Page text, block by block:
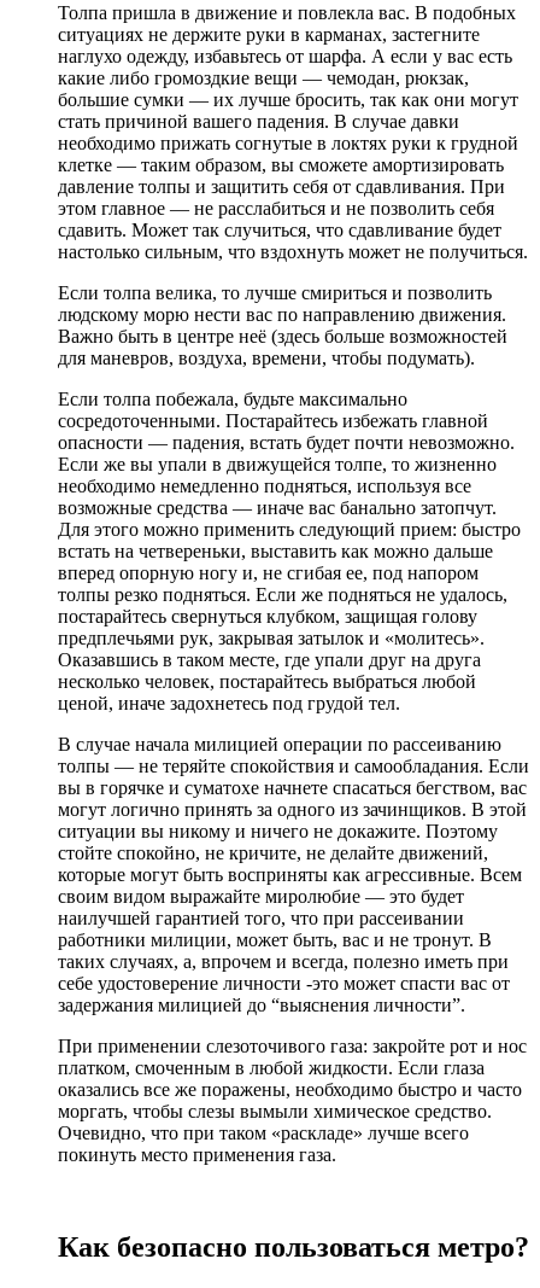
Толпа пришла в движение и повлекла вас. В подобных
ситуациях не держите руки в карманах, застегните
наглухо одежду, избавьтесь от шарфа. А если у вас есть
какие либо громоздкие вещи — чемодан, рюкзак,
большие сумки — их лучше бросить, так как они могут
стать причиной вашего падения. В случае давки
необходимо прижать согнутые в локтях руки к грудной
клетке — таким образом, вы сможете амортизировать
давление толпы и защитить себя от сдавливания. При
этом главное — не расслабиться и не позволить себя
сдавить. Может так случиться, что сдавливание будет
настолько сильным, что вздохнуть может не получиться.
Если толпа велика, то лучше смириться и позволить
людскому морю нести вас по направлению движения.
Важно быть в центре неё (здесь больше возможностей
для маневров, воздуха, времени, чтобы подумать).
Если толпа побежала, будьте максимально
сосредоточенными. Постарайтесь избежать главной
опасности — падения, встать будет почти невозможно.
Если же вы упали в движущейся толпе, то жизненно
необходимо немедленно подняться, используя все
возможные средства — иначе вас банально затопчут.
Для этого можно применить следующий прием: быстро
встать на четвереньки, выставить как можно дальше
вперед опорную ногу и, не сгибая ее, под напором
толпы резко подняться. Если же подняться не удалось,
постарайтесь свернуться клубком, защищая голову
предплечьями рук, закрывая затылок и «молитесь».
Оказавшись в таком месте, где упали друг на друга
несколько человек, постарайтесь выбраться любой
ценой, иначе задохнетесь под грудой тел.
В случае начала милицией операции по рассеиванию
толпы — не теряйте спокойствия и самообладания. Если
вы в горячке и суматохе начнете спасаться бегством, вас
могут логично принять за одного из зачинщиков. В этой
ситуации вы никому и ничего не докажите. Поэтому
стойте спокойно, не кричите, не делайте движений,
которые могут быть восприняты как агрессивные. Всем
своим видом выражайте миролюбие — это будет
наилучшей гарантией того, что при рассеивании
работники милиции, может быть, вас и не тронут. В
таких случаях, а, впрочем и всегда, полезно иметь при
себе удостоверение личности -это может спасти вас от
задержания милицией до “выяснения личности”.
При применении слезоточивого газа: закройте рот и нос
платком, смоченным в любой жидкости. Если глаза
оказались все же поражены, необходимо быстро и часто
моргать, чтобы слезы вымыли химическое средство.
Очевидно, что при таком «раскладе» лучше всего
покинуть место применения газа.
Как безопасно пользоваться метро?